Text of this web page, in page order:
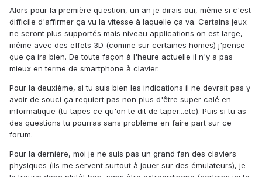
Alors pour la première question, un an je dirais oui, même si c'est
difficile d'affirmer ça vu la vitesse à laquelle ça va. Certains jeux
ne seront plus supportés mais niveau applications on est large,
même avec des effets 3D (comme sur certaines homes) j'pense
que ça ira bien. De toute façon à l'heure actuelle il n'y a pas
mieux en terme de smartphone à clavier.
Pour la deuxième, si tu suis bien les indications il ne devrait pas y
avoir de souci ça requiert pas non plus d'être super calé en
informatique (tu tapes ce qu'on te dit de taper...etc). Puis si tu as
des questions tu pourras sans problème en faire part sur ce
forum.
Pour la dernière, moi je ne suis pas un grand fan des claviers
physiques (ils me servent surtout à jouer sur des émulateurs), je